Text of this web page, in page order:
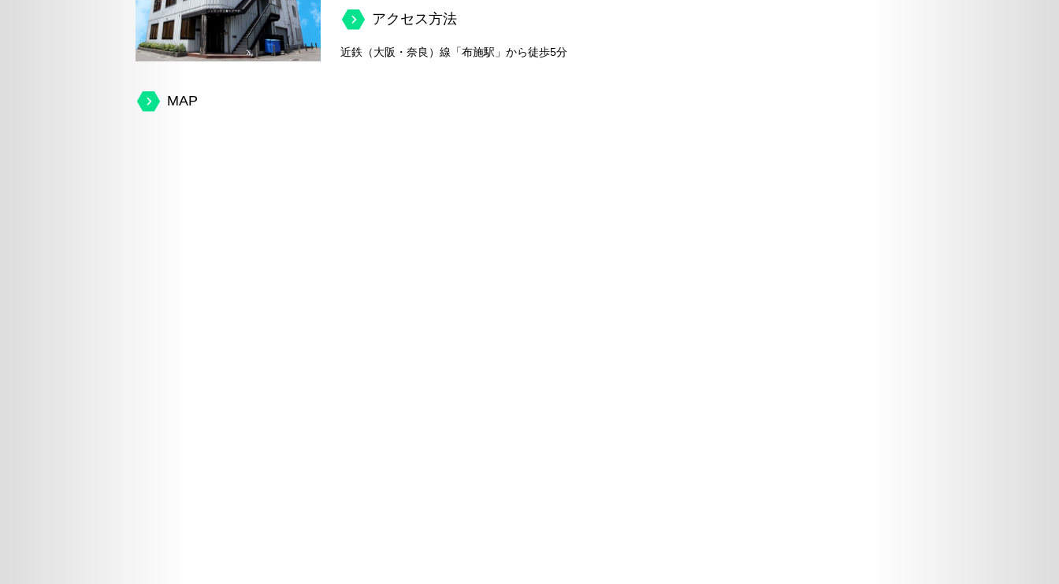
アクセス方法
近鉄（大阪・奈良）線「布施駅」から徒歩5分
MAP